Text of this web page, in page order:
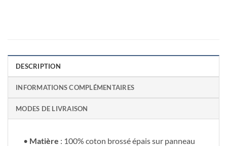
DESCRIPTION
INFORMATIONS COMPLÉMENTAIRES
MODES DE LIVRAISON
• Matière : 100% coton brossé épais sur panneau